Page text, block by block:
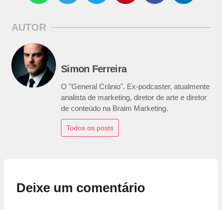
AUTOR
Simon Ferreira
O "General Crânio". Ex-podcaster, atualmente
analista de marketing, diretor de arte e diretor
de conteúdo na Braim Marketing.
Todos os posts
Deixe um comentário